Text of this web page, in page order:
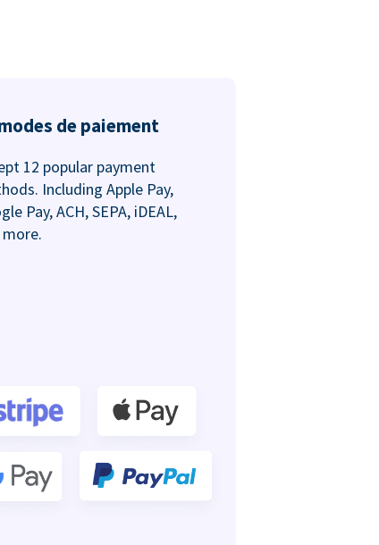
de paiement
12 popular payment
Including Apple Pay,
Pay, ACH, SEPA, iDEAL,